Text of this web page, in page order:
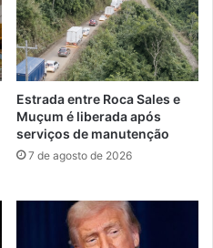
Estrada entre Roca Sales e
Muçum é liberada após
serviços de manutenção
7 de agosto de 2026